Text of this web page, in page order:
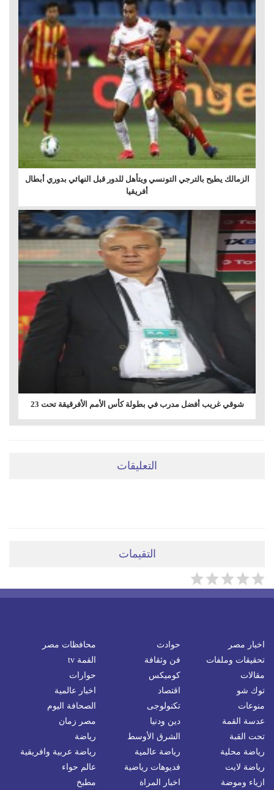
الزمالك يطيح بالترجي التونسي ويتأهل للدور قبل النهائي بدوري أبطال
أفريقيا
شوقي غريب أفضل مدرب في بطولة كأس الأمم الأفرقيقة تحت 23
التعليقات
التقيمات
اخبار مصر حوادث
محافظات مصر
تحقيقات وملفات
فن وثقافة
القمة tv
مقالات
كوميكس
حوارات
توك شو
اقتصاد
اخبار عالمية
منوعات
تكنولوجى
الصحافة اليوم
عدسة القمة
دين ودنيا
مصر زمان
تحت القبة
الشرق الأوسط
رياضة
رياضة محلية
رياضة عالمية
رياضة عربية وافريقية
رياضة لايت
فديوهات رياضية
عالم حواء
ازياء وموضة
اخبار المراة مطبخ